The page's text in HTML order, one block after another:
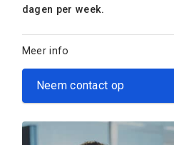
dagen per week.
Meer info
Neem contact op